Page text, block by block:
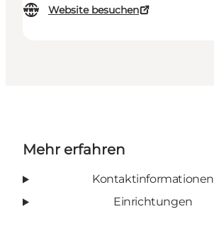
Website besuchen
Mehr erfahren
Kontaktinformationen
Einrichtungen